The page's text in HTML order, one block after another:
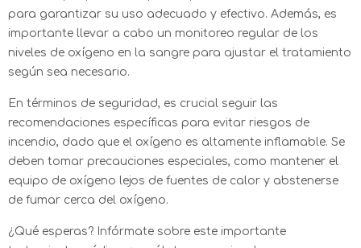
para garantizar su uso adecuado y efectivo. Además, es
importante llevar a cabo un monitoreo regular de los
niveles de oxígeno en la sangre para ajustar el tratamiento
según sea necesario.
En términos de seguridad, es crucial seguir las
recomendaciones específicas para evitar riesgos de
incendio, dado que el oxígeno es altamente inflamable. Se
deben tomar precauciones especiales, como mantener el
equipo de oxígeno lejos de fuentes de calor y abstenerse
de fumar cerca del oxígeno.
¿Qué esperas? Infórmate sobre este importante